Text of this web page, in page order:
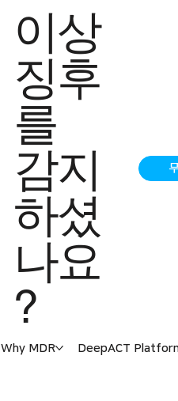
이상
징후
를
감지
하셨
나요
?
Why MDR DeepACT